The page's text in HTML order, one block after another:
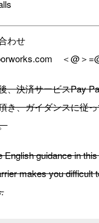
わせ
＜@＞
、決済サービスPay
き、ガイダンスに従
English guidance in
makes you difficult